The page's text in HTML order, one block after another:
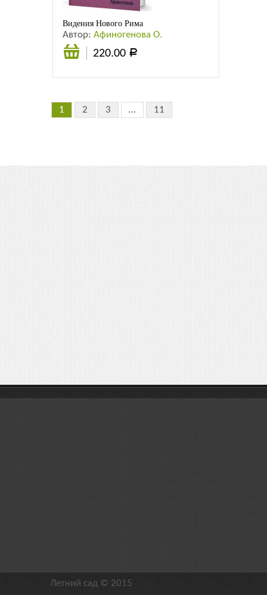
Видения Нового Рима
Автор:Афиногенова О.
220.00 Р
1 2 3 … 11
Летний сад © 2015